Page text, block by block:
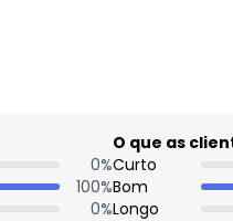
0%
100%
0%
O que as
Curto
Bom
Longo